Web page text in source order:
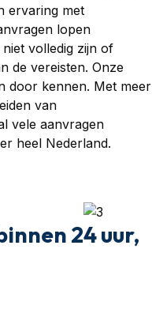
ervaring met
lopen
volledig zijn of
de vereisten. Onze
door kennen. Met meer
van
vele aanvragen
heel Nederland.
24 uur,